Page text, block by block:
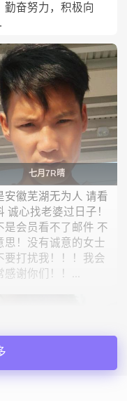
勤奋努力，积极向
七月7R晴
安徽芜湖无为人 请看
诚心找老婆过日子！
是会员看不了邮件 不
思！没有诚意的女士
要打扰我！！！我会
感谢你们！！...